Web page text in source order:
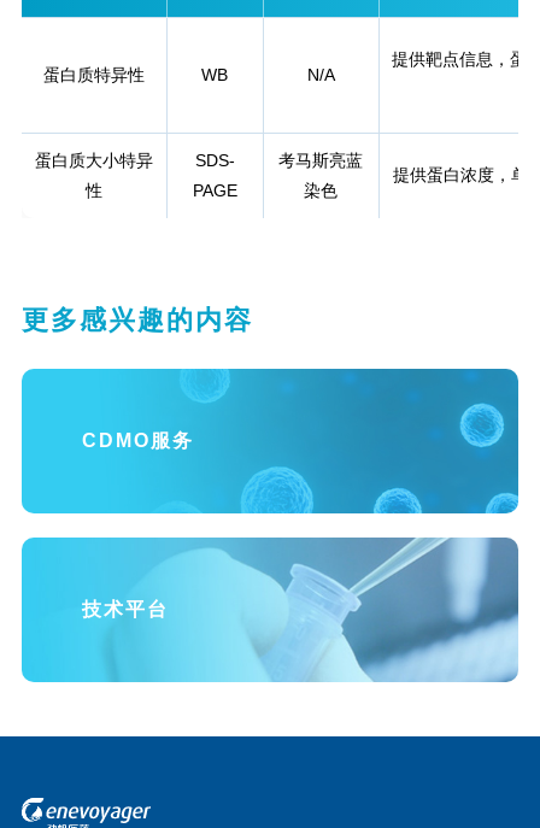
蛋白质特异性 WB N/A
提供靶点信息，蛋
蛋白质大小特异
性
SDS-
PAGE
考马斯亮蓝
染色
提供蛋白浓度，单
更多感兴趣的内容
CDMO服务
技术平台